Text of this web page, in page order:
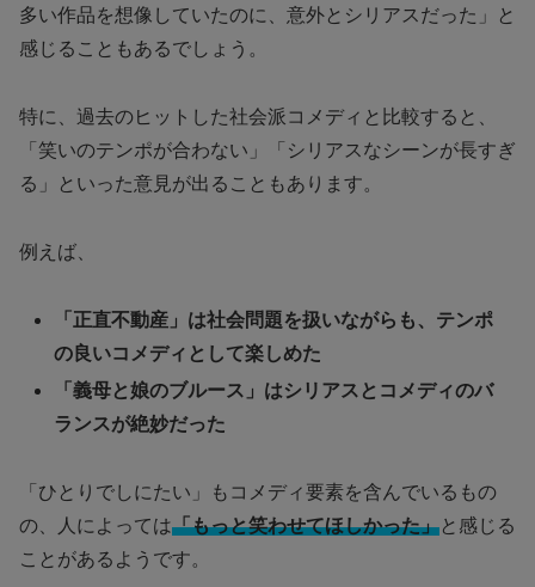
多い作品を想像していたのに、意外とシリアスだった」と
感じることもあるでしょう。
特に、過去のヒットした社会派コメディと比較すると、
「笑いのテンポが合わない」「シリアスなシーンが長すぎ
る」といった意見が出ることもあります。
例えば、
「正直不動産」は社会問題を扱いながらも、テンポ
の良いコメディとして楽しめた
「義母と娘のブルース」はシリアスとコメディのバ
ランスが絶妙だった
「ひとりでしにたい」もコメディ要素を含んでいるもの
の、人によっては「もっと笑わせてほしかった」と感じる
ことがあるようです。